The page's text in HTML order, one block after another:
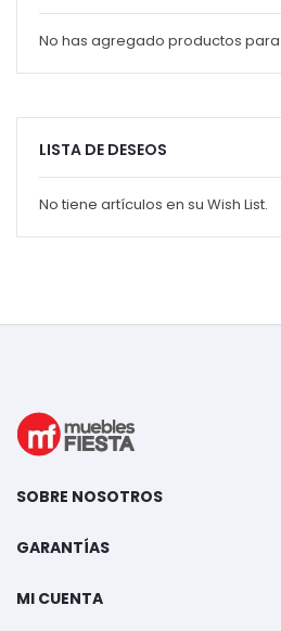
No has agregado productos
LISTA DE DESEOS
No tiene artículos en su Wish List.
SOBRE NOSOTROS
GARANTÍAS
MI CUENTA